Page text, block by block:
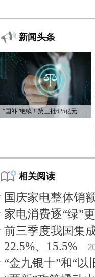
新闻头条
“国补”继续！第三批625亿元资金已下达
相关阅读
国庆家电整体销
家电消费逐“绿”
前三季度我国集
22.5%、15.5%
“金九银十”和“